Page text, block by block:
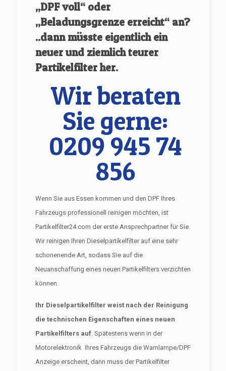
„DPF voll“ oder
„Beladungsgrenze erreicht“ an?
..dann müsste eigentlich ein
neuer und ziemlich teurer
Partikelfilter her.
Wir beraten
Sie gerne:
0209 945 74
856
Wenn Sie aus Essen kommen und den DPF Ihres
Fahrzeugs professionell reinigen möchten, ist
Partikelfilter24.com der erste Ansprechpartner für Sie.
Wir reinigen Ihren Dieselpartikelfilter auf eine sehr
schonenende Art, sodass Sie auf die
Neuanschaffung eines neuen Partikelfilters verzichten
können.
Ihr Dieselpartikelfilter weist nach der Reinigung
die technischen Eigenschaften eines neuen
Partikelfilters auf. Spätestens wenn in der
Motorelektronik Ihres Fahrzeugs die Warnlampe/DPF
Anzeige erscheint, dann muss der Partikelfilter